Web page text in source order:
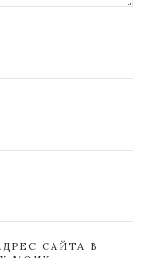
САЙТА В